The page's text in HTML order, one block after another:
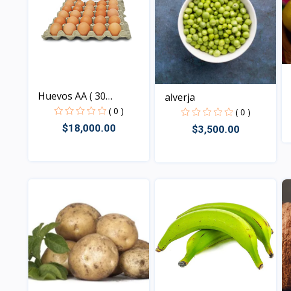
Huevos AA ( 30
unidades...
( 0 )
$18,000.00
alverja
( 0 )
$3,500.00